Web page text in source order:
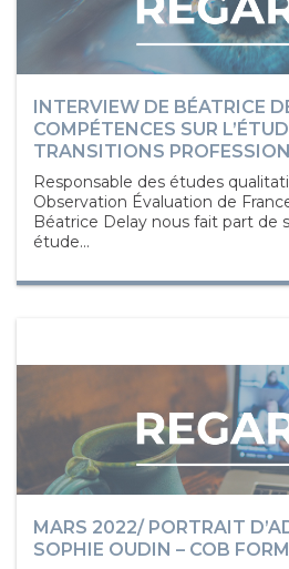
INTERVIEW DE BÉATRICE
COMPÉTENCES SUR
TRANSITIONS
Responsable des études
Observation Évaluation de
Béatrice Delay nous fait part de
étude...
MARS 2022/ PORTRAIT
SOPHIE OUDIN – COB